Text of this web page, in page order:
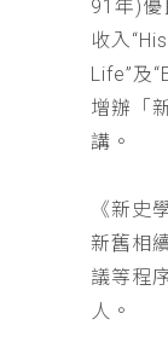
91年)優
收入
Life”及
增辦「
講。
《新史
新舊相
議等程
人。